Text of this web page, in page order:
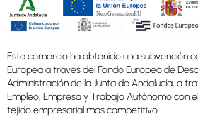
Este comercio ha obtenido una subvención
Europea a través del Fondo Europeo de
Administración de la Junta de Andalucía, a
Empleo, Empresa y Trabajo Autónomo con
tejido empresarial más competitivo.